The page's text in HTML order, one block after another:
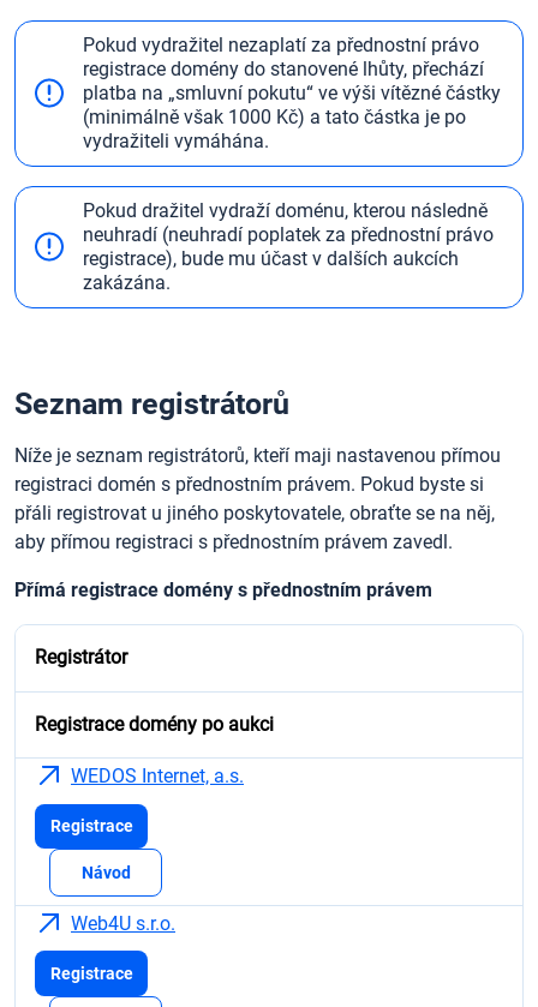
Pokud vydražitel nezaplatí za přednostní právo
registrace domény do stanovené lhůty, přechází
platba na „smluvní pokutu“ ve výši vítězné částky
(minimálně však 1000 Kč) a tato částka je po
vydražiteli vymáhána.
Pokud dražitel vydraží doménu, kterou následně
neuhradí (neuhradí poplatek za přednostní právo
registrace), bude mu účast v dalších aukcích
zakázána.
Seznam registrátorů
Níže je seznam registrátorů, kteří maji nastavenou přímou
registraci domén s přednostním právem. Pokud byste si
přáli registrovat u jiného poskytovatele, obraťte se na něj,
aby přímou registraci s přednostním právem zavedl.
Přímá registrace domény s přednostním právem
Registrátor
Registrace domény po aukci
WEDOS Internet, a.s.
Registrace
Návod
Web4U s.r.o.
Registrace